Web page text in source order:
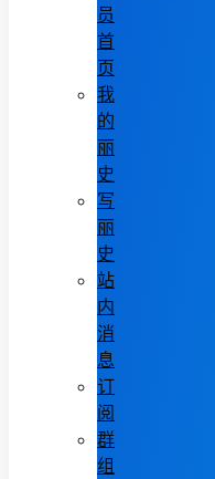
员
首
页
我
的
丽
史
写
丽
史
站
内
消
息
订
阅
群
组